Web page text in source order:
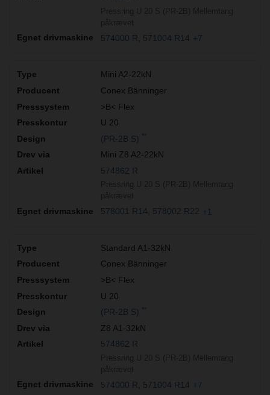
574000 R 571004 R14 +7
Mini A2-22kN
Conex Bänninger
>B< Flex
U 20
(PR-2B S)
Mini Z8 A2-22kN
574862 R
578001 R14 578002 R22 +1
Standard A1-32kN
Conex Bänninger
>B< Flex
U 20
(PR-2B S)
Z8 A1-32kN
574862 R
574000 R 571004 R14 +7